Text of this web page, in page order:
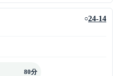
○24-14
80分